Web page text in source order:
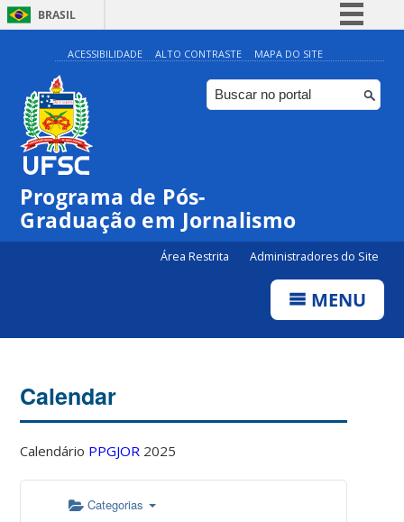
BRASIL
Simplifique!
Comunica BR
Participe
ACESSIBILIDADE ALTO CONTRASTE MAPA DO SITE
Programa de Pós-
Graduação em Jornalismo
Área Restrita Administradores do Site
MENU
Calendar
Calendário PPGJOR 2025
Categorias
04:00
05:00